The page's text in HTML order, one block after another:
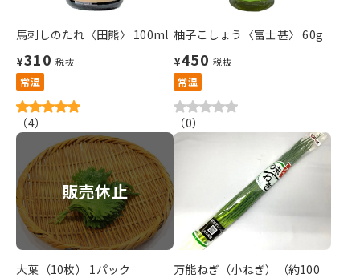
馬刺しのたれ〈田熊〉 100ml
¥310 税抜
常温
（4）
柚子こしょう〈富士甚〉 60g
¥450 税抜
常温
（0）
販売休止
大葉（10枚） 1パック
万能ねぎ（小ねぎ）（約100